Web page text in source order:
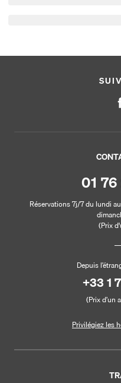
01
Réservations 7j/7 du lundi
(Prix
Depuis
+33 1
(Prix d’un
Privilégiez les